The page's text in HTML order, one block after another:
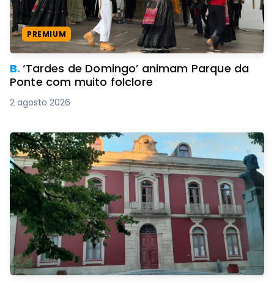
PREMIUM
B.‘Tardes de Domingo’ animam Parque da
Ponte com muito folclore
2 agosto 2026